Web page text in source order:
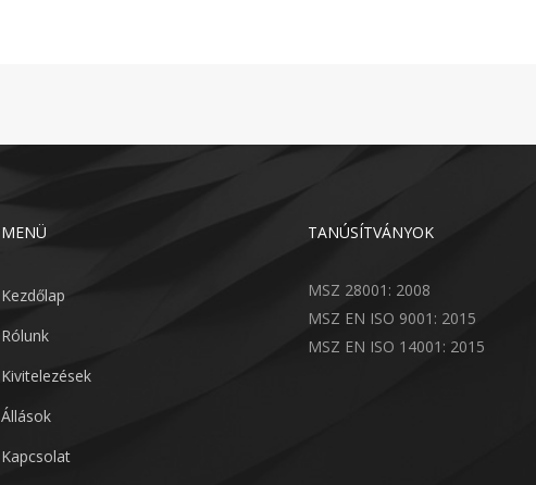
MENÜ
Kezdőlap
Rólunk
Kivitelezések
Állások
Kapcsolat
TANÚSÍTVÁNYOK
MSZ 28001: 2008
MSZ EN ISO 9001: 2015
MSZ EN ISO 14001: 2015